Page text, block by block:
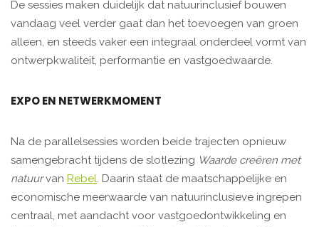
De sessies maken duidelijk dat natuurinclusief bouwen
vandaag veel verder gaat dan het toevoegen van groen
alleen, en steeds vaker een integraal onderdeel vormt van
ontwerpkwaliteit, performantie en vastgoedwaarde.
EXPO EN NETWERKMOMENT
Na de parallelsessies worden beide trajecten opnieuw
samengebracht tijdens de slotlezing Waarde creëren met
natuurvan Rebel. Daarin staat de maatschappelijke en
economische meerwaarde van natuurinclusieve ingrepen
centraal, met aandacht voor vastgoedontwikkeling en